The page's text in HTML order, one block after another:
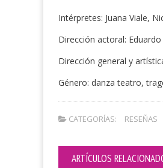
Intérpretes: Juana Viale,
Dirección actoral: Eduardo
Dirección general y
Género: danza teatro,
CATEGORÍAS: RESEÑAS
ARTÍCULOS